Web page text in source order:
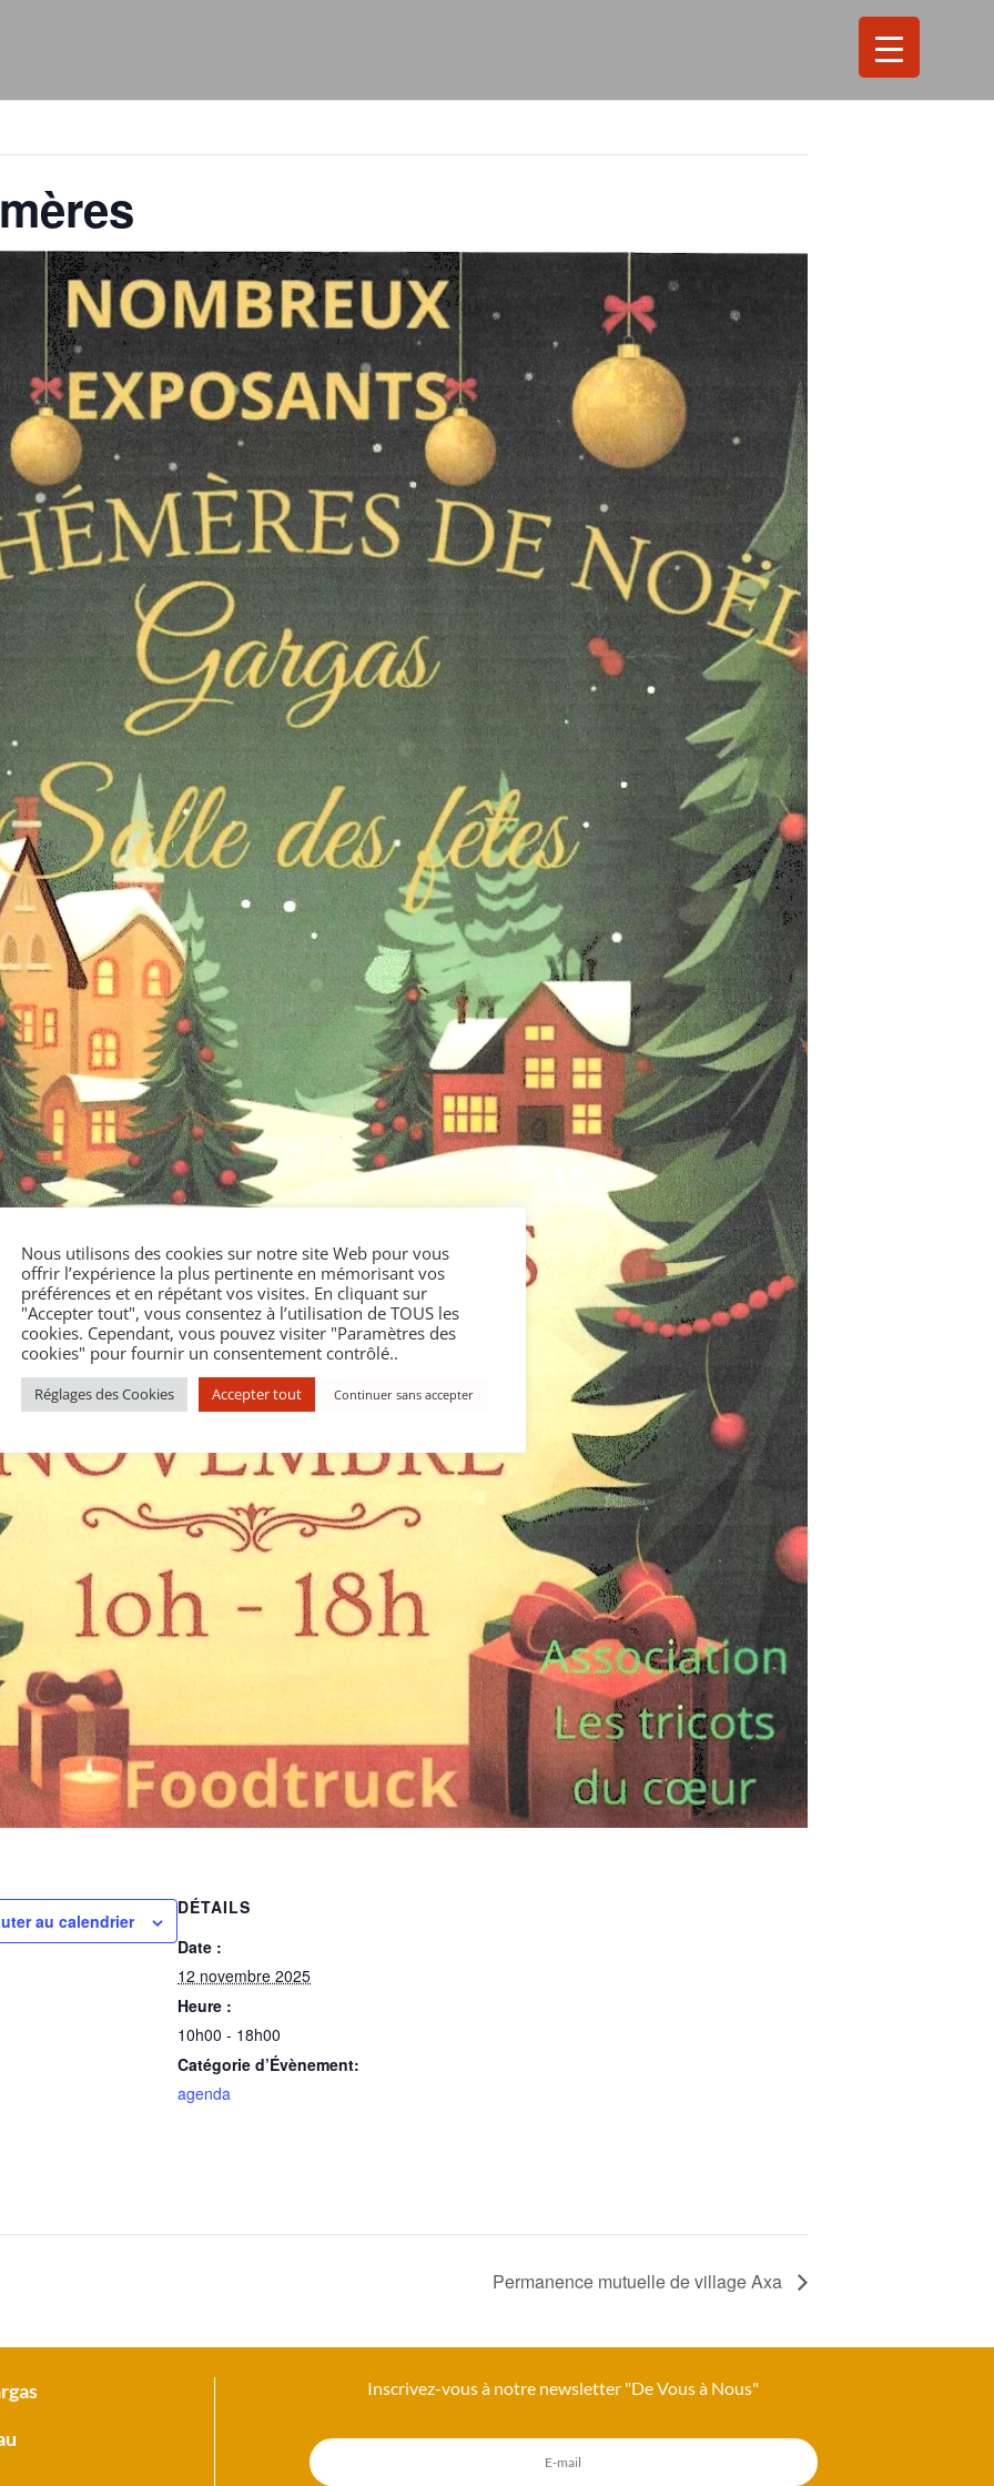
Search
for:
Search Button
au calendrier
DÉTAILS
Date :
12 novembre 2025
Heure :
10h00 - 18h00
Catégorie d’Évènement:
agenda
Permanence mutuelle de village Axa
Inscrivez-vous à notre newsletter "De Vous à Nous"
Nous utilisons des cookies sur notre site Web pour vous
offrir l’expérience la plus pertinente en mémorisant vos
préférences et en répétant vos visites. En cliquant sur
"Accepter tout", vous consentez à l’utilisation de TOUS les
cookies. Cependant, vous pouvez visiter "Paramètres des
cookies" pour fournir un consentement contrôlé..
Réglages des Cookies Accepter tout Continuer sans accepter